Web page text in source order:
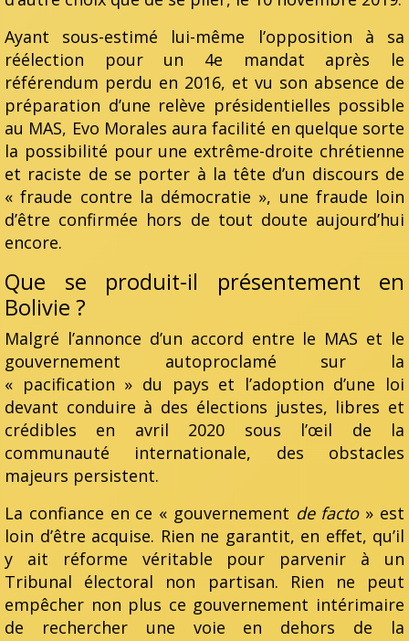
Ayant sous-estimé lui-même l’opposition à sa
réélection pour un 4e mandat après le
référendum perdu en 2016, et vu son absence de
préparation d’une relève présidentielles possible
au MAS, Evo Morales aura facilité en quelque sorte
la possibilité pour une extrême-droite chrétienne
et raciste de se porter à la tête d’un discours de
« fraude contre la démocratie », une fraude loin
d’être confirmée hors de tout doute aujourd’hui
encore.
Que se produit-il présentement en
Bolivie ?
Malgré l’annonce d’un accord entre le MAS et le
gouvernement autoproclamé sur la
« pacification » du pays et l’adoption d’une loi
devant conduire à des élections justes, libres et
crédibles en avril 2020 sous l’œil de la
communauté internationale, des obstacles
majeurs persistent.
La confiance en ce « gouvernement de facto» est
loin d’être acquise. Rien ne garantit, en effet, qu’il
y ait réforme véritable pour parvenir à un
Tribunal électoral non partisan. Rien ne peut
empêcher non plus ce gouvernement intérimaire
de rechercher une voie en dehors de la